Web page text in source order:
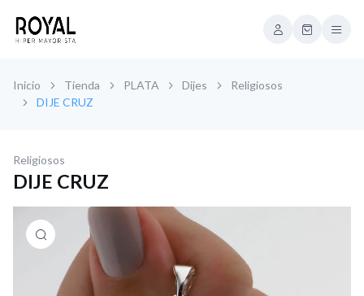
Inicio Tienda PLATA Dijes
Religiosos
DIJE CRUZ
Religiosos
DIJE CRUZ